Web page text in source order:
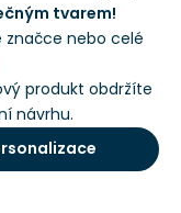
tvarem!
značce nebo celé
produkt obdržíte
návrhu.